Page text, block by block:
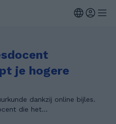
je hogere
dankzij online bijles.
die het...